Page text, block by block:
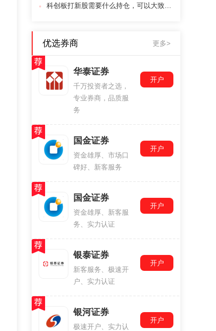
优选券商 更多>
华泰证券
千万投资者之选，
专业券商，品质服
务
开户
国金证券
资金雄厚、市场口
碑好、新客服务
开户
国金证券
资金雄厚、新客服
务、实力认证
开户
银泰证券
新客服务、极速开
户、实力认证
开户
银河证券
极速开户、实力认
开户